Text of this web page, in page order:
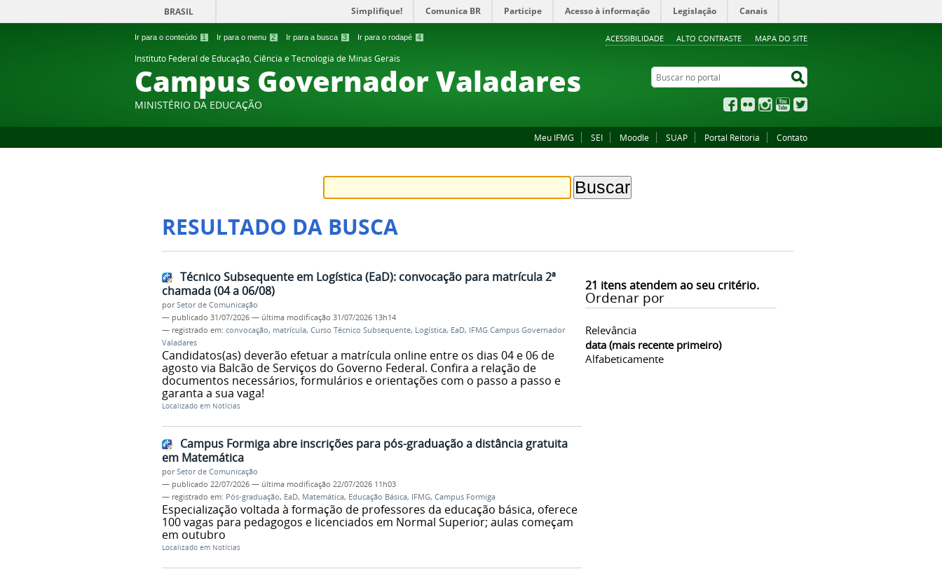
Ir para o conteúdo 1 Ir para o menu 2 Ir para a busca 3 Ir para o rodapé 4 ACESSIBILIDADE ALTO CONTRASTE MAPA DO SITE
BRASIL Simplifique! Comunica BR Participe Acesso à informação Legislação Canais
Instituto Federal de Educação, Ciência e Tecnologia de Minas Gerais
Campus Governador Valadares
MINISTÉRIO DA EDUCAÇÃO
Buscar no portal
Facebook
Flickr InstagramYouTube
Meu IFMG SEI Moodle SUAP Portal Reitoria Contato
RESULTADO DA BUSCA
21 itens atendem ao seu critério.
Ordenar por
Relevância
data (mais recente primeiro)
Alfabeticamente
Técnico Subsequente em Logística (EaD): convocação para matrícula 2ª
chamada (04 a 06/08)
porSetor de Comunicação
— publicado 31/07/2026 — última modificação 31/07/2026 13h14
— registrado em: convocação, matrícula, Curso Técnico Subsequente, Logística, EaD, IFMG Campus Governador
Valadares
Candidatos(as) deverão efetuar a matrícula online entre os dias 04 e 06 de
agosto via Balcão de Serviços do Governo Federal. Confira a relação de
documentos necessários, formulários e orientações com o passo a passo e
garanta a sua vaga!
Localizado em Notícias
Campus Formiga abre inscrições para pós-graduação a distância gratuita
em Matemática
porSetor de Comunicação
— publicado 22/07/2026 — última modificação 22/07/2026 11h03
— registrado em: Pós-graduação, EaD, Matemática, Educação Básica, IFMG, Campus Formiga
Especialização voltada à formação de professores da educação básica, oferece
100 vagas para pedagogos e licenciados em Normal Superior; aulas começam
em outubro
Localizado em Notícias